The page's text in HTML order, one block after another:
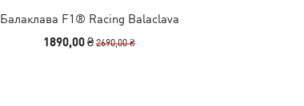
Балаклава F1® Racing Balaclava
1890,00 ₴2690,00 ₴